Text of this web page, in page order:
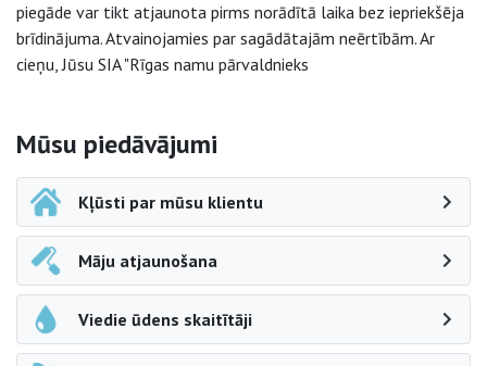
piegāde var tikt atjaunota pirms norādītā laika bez iepriekšēja
brīdinājuma. Atvainojamies par sagādātajām neērtībām. Ar
cieņu, Jūsu SIA "Rīgas namu pārvaldnieks
Sāna navigācija
Mūsu piedāvājumi
Kļūsti par mūsu klientu
Māju atjaunošana
Viedie ūdens skaitītāji